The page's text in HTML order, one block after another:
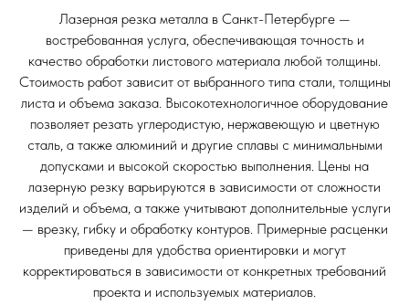
Лазерная резка металла в Санкт-Петербурге —
востребованная услуга, обеспечивающая точность и
качество обработки листового материала любой толщины.
Стоимость работ зависит от выбранного типа стали, толщины
листа и объема заказа. Высокотехнологичное оборудование
позволяет резать углеродистую, нержавеющую и цветную
сталь, а также алюминий и другие сплавы с минимальными
допусками и высокой скоростью выполнения. Цены на
лазерную резку варьируются в зависимости от сложности
изделий и объема, а также учитывают дополнительные услуги
— врезку, гибку и обработку контуров. Примерные расценки
приведены для удобства ориентировки и могут
корректироваться в зависимости от конкретных требований
проекта и используемых материалов.